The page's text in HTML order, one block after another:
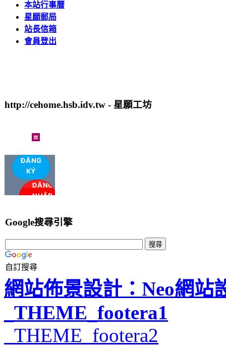
本站行事曆
星願郵局
站長信箱
會員登出
http://cehome.hsb.idv.tw - 星願工坊
Google搜尋引擎
自訂搜尋
網站佈景設計：Neo網站
_THEME_footera1
_THEME_footera2